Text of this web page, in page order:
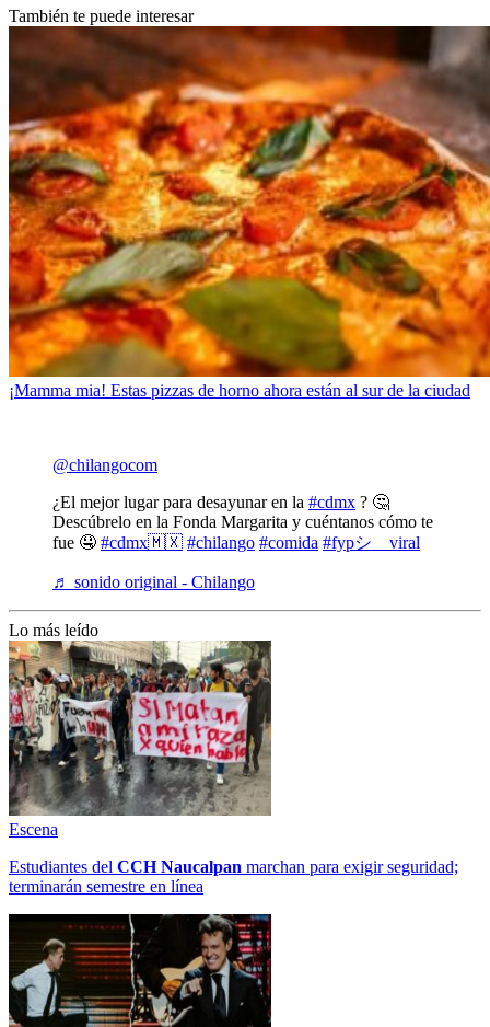
También te puede interesar
¡Mamma mia! Estas pizzas de horno ahora están al sur de la ciudad
@chilangocom
¿El mejor lugar para desayunar en la #cdmx ? 🤔
Descúbrelo en la Fonda Margarita y cuéntanos cómo te
fue 🤤 #cdmx🇲🇽 #chilango #comida #fypシ゚viral
♬ sonido original - Chilango
Lo más leído
Escena
Estudiantes del CCH Naucalpan marchan para exigir seguridad;
terminarán semestre en línea